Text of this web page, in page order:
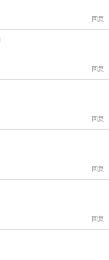
回复
回复
回复
回复
回复